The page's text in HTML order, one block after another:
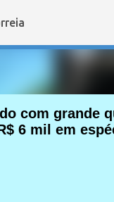
para o conteúdo
com grande
6 mil em